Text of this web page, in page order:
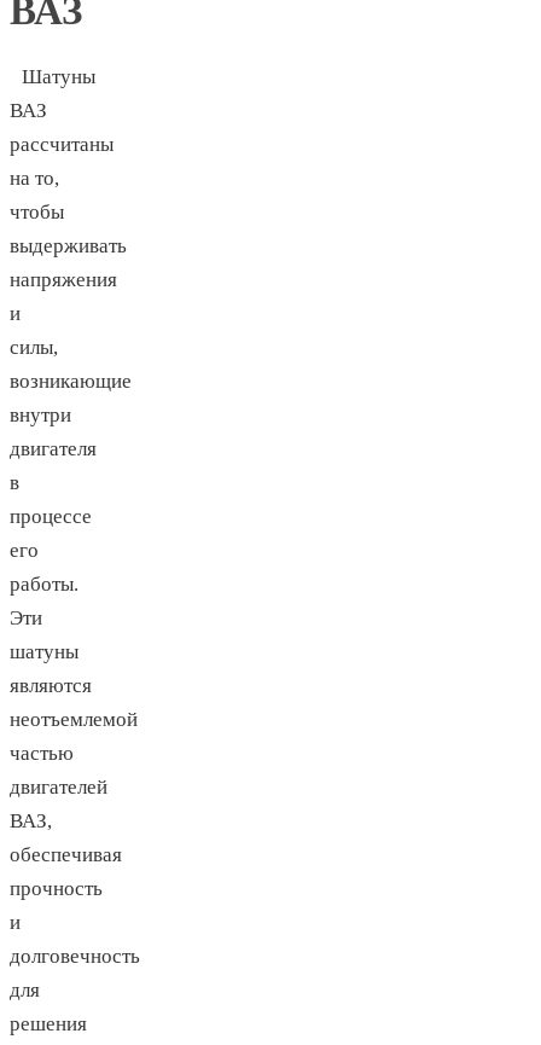
ВАЗ
Шатуны
ВАЗ
рассчитаны
на то,
чтобы
выдерживать
напряжения
и
силы,
возникающие
внутри
двигателя
в
процессе
его
работы.
Эти
шатуны
являются
неотъемлемой
частью
двигателей
ВАЗ,
обеспечивая
прочность
и
долговечность
для
решения